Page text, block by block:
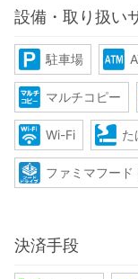
設備・取り扱い
駐車場
マルチコピー
Wi-Fi た
ファミマフード
決済手段